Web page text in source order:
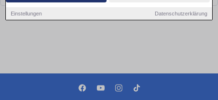
Einstellungen Datenschutzerklärung